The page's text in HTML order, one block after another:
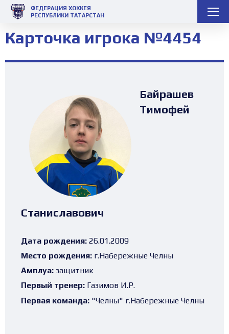
ФЕДЕРАЦИЯ ХОККЕЯ
РЕСПУБЛИКИ ТАТАРСТАН
Карточка игрока №4454
Байрашев
Тимофей
Станиславович
Дата рождения: 26.01.2009
Место рождения: г.Набережные Челны
Амплуа: защитник
Первый тренер: Газимов И.Р.
Первая команда: "Челны" г.Набережные Челны